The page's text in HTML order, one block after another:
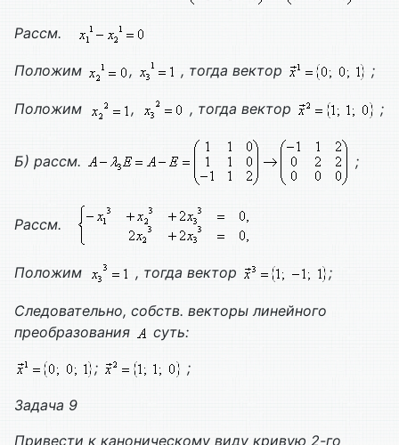
Рассм.
Положим , , тогда вектор ;
Положим , , тогда вектор ;
Б) рассм. ;
Рассм.
Положим , тогда вектор ;
Следовательно, собств. векторы линейного
преобразования
суть:
;
;
Задача 9
Привести к каноническому виду кривую 2-го